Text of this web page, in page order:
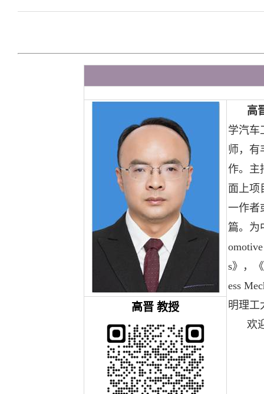
高
学汽车
师，有
作。主
面上项
一作者
篇。为
s》，
ess
明理工
欢
高晋 教授